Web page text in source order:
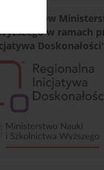
ze środków
w ramach